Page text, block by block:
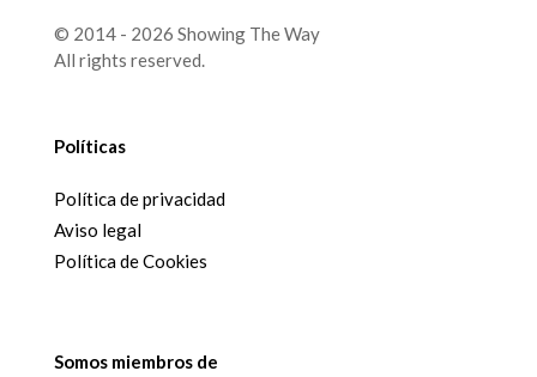
© 2014 - 2026 Showing The Way
All rights reserved.
Políticas
Política de privacidad
Aviso legal
Política de Cookies
Somos miembros de